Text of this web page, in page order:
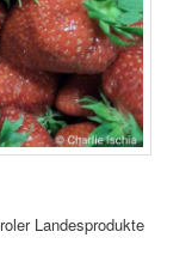
Landesprodukte